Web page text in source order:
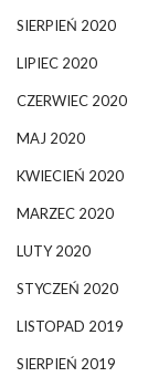
SIERPIEŃ 2020
LIPIEC 2020
CZERWIEC 2020
MAJ 2020
KWIECIEŃ 2020
MARZEC 2020
LUTY 2020
STYCZEŃ 2020
LISTOPAD 2019
SIERPIEŃ 2019